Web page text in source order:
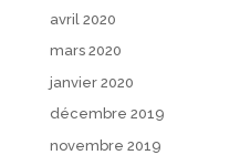
avril 2020
mars 2020
janvier 2020
décembre 2019
novembre 2019